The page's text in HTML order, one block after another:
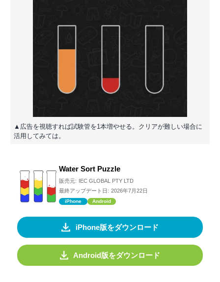
▲広告を視聴すれば試験管を1本増やせる。クリアが難しい場合に
活用してみては。
Water Sort Puzzle
販売元:
IEC GLOBAL PTY LTD
最終アップデート日: 2026年7月22日
iPhone Android
iPhone版をダウンロード
Android版をダウンロード